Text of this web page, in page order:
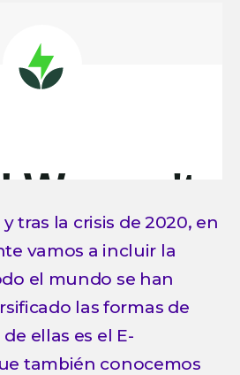
tras la crisis de 2020, en
vamos a incluir la
el mundo se han
las formas de
ellas es el E-
también conocemos